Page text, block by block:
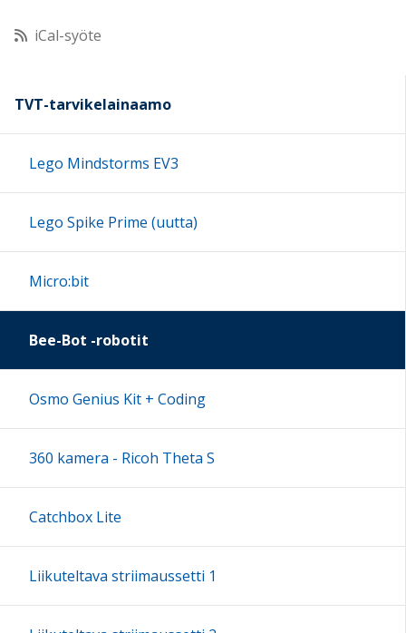
11:00
12:00
16:00
17:00
18:00
iCal-syöte
TVT-tarvikelainaamo
Lego Mindstorms EV3
Lego Spike Prime (uutta)
Micro:bit
Bee-Bot -robotit
Osmo Genius Kit + Coding
360 kamera - Ricoh Theta S
Catchbox Lite
Liikuteltava striimaussetti 1